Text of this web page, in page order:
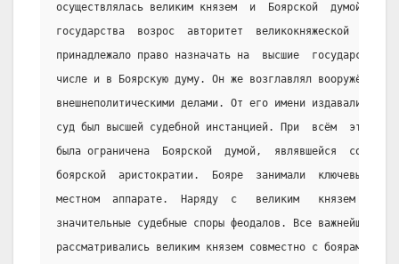
осуществлялась великим князем  и  Боярской  думой.  С
государства  возрос  авторитет  великокняжеской
принадлежало право назначать на  высшие
числе и в Боярскую думу. Он же возглавлял
внешнеполитическими делами. От его имени издавались
суд был высшей судебной инстанцией. При  всём  этом
была ограничена  Боярской  думой,  являвшейся
боярской  аристократии.  Бояре  занимали  ключевые
местном  аппарате.  Наряду  с   великим   князем
значительные судебные споры феодалов. Все важнейшие
рассматривались великим князем совместно с боярами.